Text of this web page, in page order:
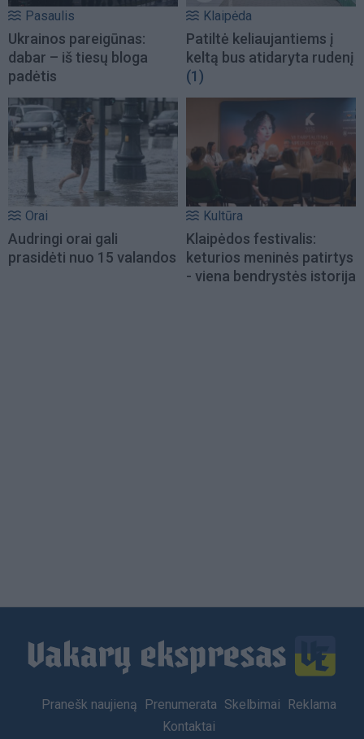
Pasaulis
Ukrainos pareigūnas:
dabar – iš tiesų bloga
padėtis
Klaipėda
Patiltė keliaujantiems į
keltą bus atidaryta rudenį
(1)
Orai
Audringi orai gali
prasidėti nuo 15 valandos
Kultūra
Klaipėdos festivalis:
keturios meninės patirtys
- viena bendrystės istorija
Footer
Pranešk naujieną Prenumerata Skelbimai
Reklama
Kontaktai